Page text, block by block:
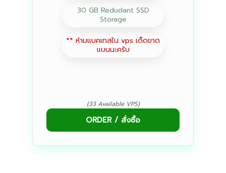
30 GB Redudant SSD
Storage
** ห้ามแบคเทสใน vps เด็ดขาด
แบนนะครับ
(33 Available VPS)
ORDER / สั่งซื้อ